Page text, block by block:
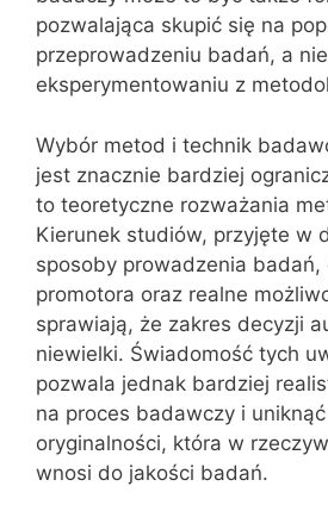
pozwalająca skupić się na
przeprowadzeniu badań, a
eksperymentowaniu z
Wybór metod i technik
jest znacznie bardziej
to teoretyczne rozważania
Kierunek studiów, przyjęte w
sposoby prowadzenia badań,
promotora oraz realne
sprawiają, że zakres decyzji
niewielki. Świadomość tych
pozwala jednak bardziej
na proces badawczy i
oryginalności, która w
wnosi do jakości badań.